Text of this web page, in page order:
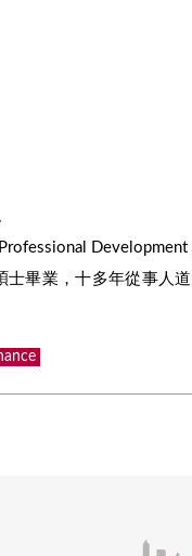
Development
畢業，十多年從事人